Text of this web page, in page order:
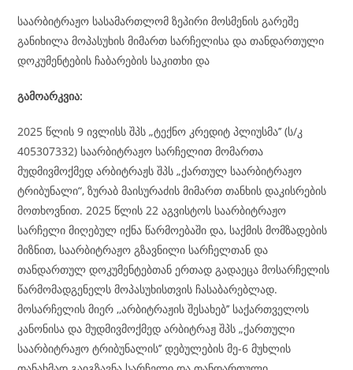
საარბიტრაჟო სასამართლომ ზეპირი მოსმენის გარეშე
განიხილა მოპასუხის მიმართ სარჩელისა და თანდართული
დოკუმენტების ჩაბარების საკითხი და
გამოარკვია:
2025 წლის 9 ივლისს შპს „ტექნო კრედიტ პლიუსმა’’ (ს/კ
405307332) საარბიტრაჟო სარჩელით მომართა
მუდმივმოქმედ არბიტრაჟს შპს „ქართულ საარბიტრაჟო
ტრიბუნალი“, ზურაბ მაისურაძის მიმართ თანხის დაკისრების
მოთხოვნით. 2025 წლის 22 აგვისტოს საარბიტრაჟო
სარჩელი მიღებულ იქნა წარმოებაში და, საქმის მომზადების
მიზნით, საარბიტრაჟო გზავნილი სარჩელთან და
თანდართულ დოკუმენტებთან ერთად გადაეცა მოსარჩელის
წარმომადგენელს მოპასუხისთვის ჩასაბარებლად.
მოსარჩელის მიერ ,,არბიტრაჟის შესახებ’’ საქართველოს
კანონისა და მუდმივმოქმედ არბიტრაჟ შპს „ქართული
საარბიტრაჟო ტრიბუნალის’’ დებულების მე-6 მუხლის